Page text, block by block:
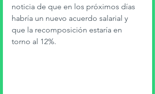
noticia de que en los próximos días
habría un nuevo acuerdo salarial y
que la recomposición estaría en
torno al 12%.